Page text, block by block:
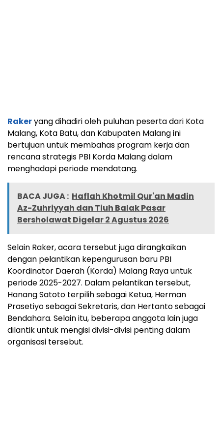
Rakeryang dihadiri oleh puluhan peserta dari Kota
Malang, Kota Batu, dan Kabupaten Malang ini
bertujuan untuk membahas program kerja dan
rencana strategis PBI Korda Malang dalam
menghadapi periode mendatang.
BACA JUGA : Haflah Khotmil Qur'an Madin
Az-Zuhriyyah dan Tiuh Balak Pasar
Bersholawat Digelar 2 Agustus 2026
Selain Raker, acara tersebut juga dirangkaikan
dengan pelantikan kepengurusan baru PBI
Koordinator Daerah (Korda) Malang Raya untuk
periode 2025-2027. Dalam pelantikan tersebut,
Hanang Satoto terpilih sebagai Ketua, Herman
Prasetiyo sebagai Sekretaris, dan Hertanto sebagai
Bendahara. Selain itu, beberapa anggota lain juga
dilantik untuk mengisi divisi-divisi penting dalam
organisasi tersebut.